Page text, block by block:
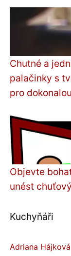
Chutné a
palačinky s
pro
Objevte
unést
Kuchyňáři
Adriana Hájková